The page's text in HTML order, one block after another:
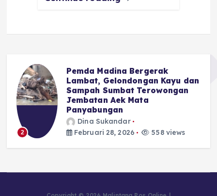
Pemda Madina Bergerak
Lambat, Gelondongan Kayu dan
Sampah Sumbat Terowongan
Jembatan Aek Mata
Panyabungan
Dina Sukandar
Februari 28, 2026
558 views
Copyright © 2026 Malintang Pos Online |